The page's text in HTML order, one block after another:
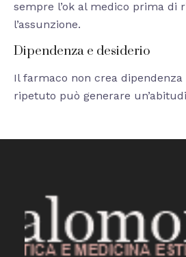
sempre l’ok al medico prima di
l’assunzione.
Dipendenza e desiderio
Il farmaco non crea
ripetuto può generare